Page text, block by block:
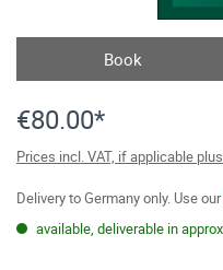
Book
€80.00*
Prices incl. VAT, if applicable
Delivery to Germany only. Use our
available, deliverable in